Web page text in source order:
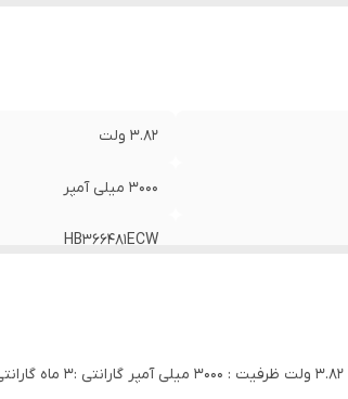
3.82 ولت
3000 میلی آمپر
HB366481ECW